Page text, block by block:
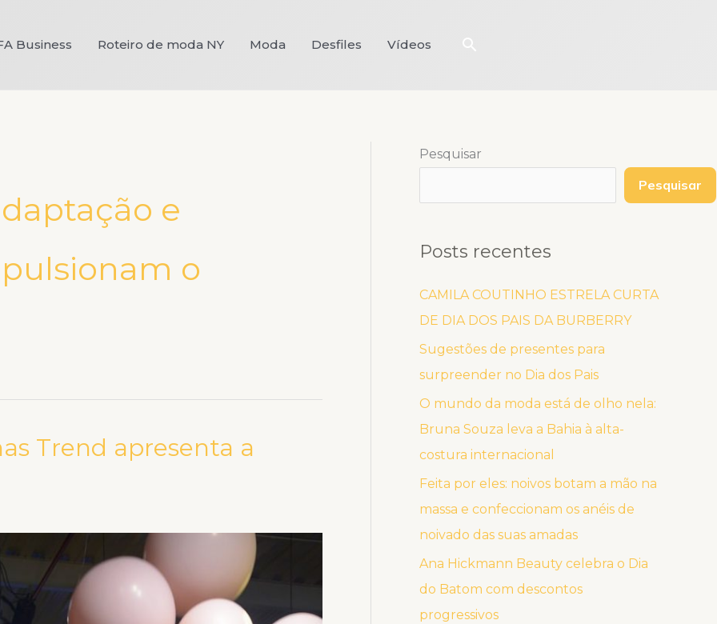
Business Roteiro de moda NY Moda Desfiles Vídeos Pesquisar
e
o
Trend apresenta a
Pesquisar
Pesquisar
Posts recentes
CAMILA COUTINHO ESTRELA CURTA
DE DIA DOS PAIS DA BURBERRY
Sugestões de presentes para
surpreender no Dia dos Pais
O mundo da moda está de olho nela:
Bruna Souza leva a Bahia à alta-
costura internacional
Feita por eles: noivos botam a mão na
massa e confeccionam os anéis de
noivado das suas amadas
Ana Hickmann Beauty celebra o Dia
do Batom com descontos
progressivos